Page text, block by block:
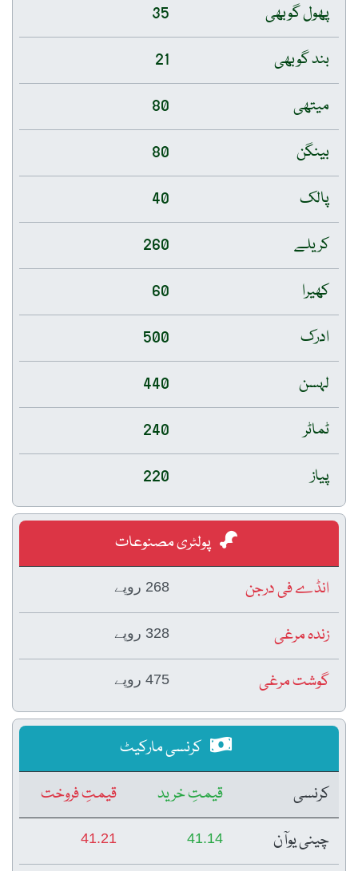
پھول گوبھی
35
بند گوبھی
21
میتھی
80
بینگن
80
پالک
40
کریلے
260
کھیرا
60
ادرک
500
لہسن
440
ٹماٹر
240
پیاز
220
پولٹری مصنوعات
انڈے فی درجن
268 روپے
زندہ مرغی 328 روپے
گوشت مرغی 475 روپے
کرنسی مارکیٹ
کرنسی
قیمتِ خرید
قیمتِ فروخت
چینی یوآن
41.14
41.21